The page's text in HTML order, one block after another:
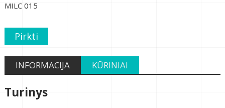
MILC 015
Pirkti
INFORMACIJA KŪRINIAI
Turinys